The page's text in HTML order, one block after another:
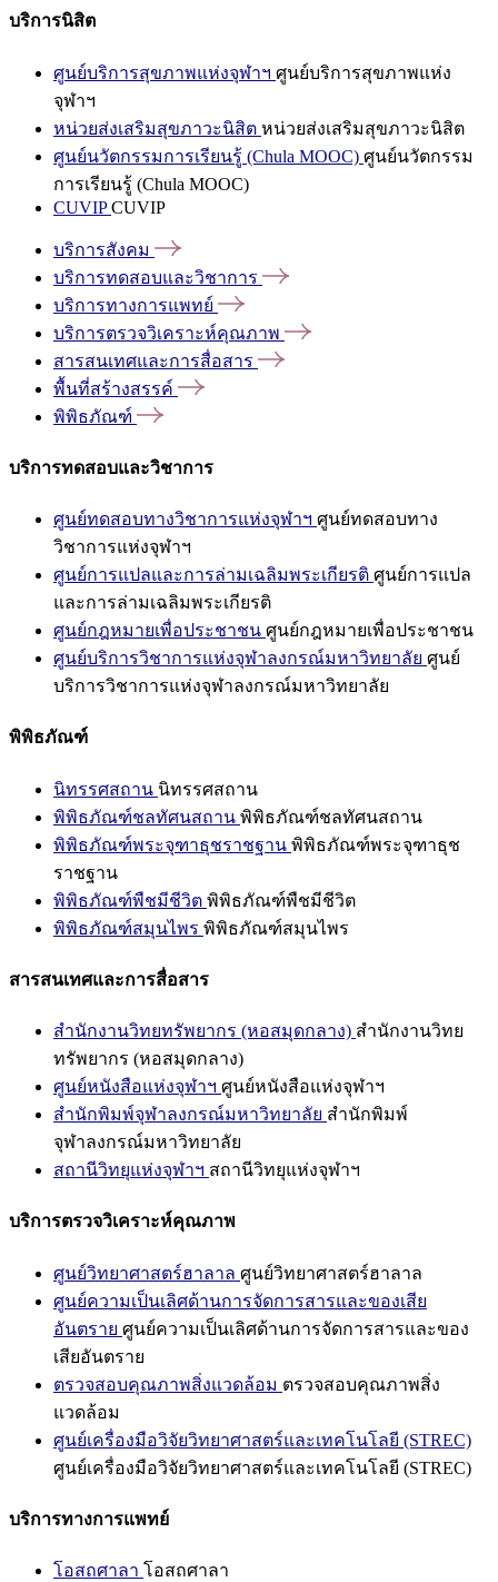
บริการนิสิต
ศูนย์บริการสุขภาพแห่งจุฬาฯ ศูนย์บริการสุขภาพแห่ง
จุฬาฯ
หน่วยส่งเสริมสุขภาวะนิสิต หน่วยส่งเสริมสุขภาวะนิสิต
ศูนย์นวัตกรรมการเรียนรู้ (Chula MOOC) ศูนย์นวัตกรรม
การเรียนรู้ (Chula MOOC)
CUVIPCUVIP
บริการสังคม
บริการทดสอบและวิชาการ
บริการทางการแพทย์
บริการตรวจวิเคราะห์คุณภาพ
สารสนเทศและการสื่อสาร
พื้นที่สร้างสรรค์
พิพิธภัณฑ์
บริการทดสอบและวิชาการ
ศูนย์ทดสอบทางวิชาการแห่งจุฬาฯ ศูนย์ทดสอบทาง
วิชาการแห่งจุฬาฯ
ศูนย์การแปลและการล่ามเฉลิมพระเกียรติ ศูนย์การแปล
และการล่ามเฉลิมพระเกียรติ
ศูนย์กฎหมายเพื่อประชาชน ศูนย์กฎหมายเพื่อประชาชน
ศูนย์บริการวิชาการแห่งจุฬาลงกรณ์มหาวิทยาลัย ศูนย์
บริการวิชาการแห่งจุฬาลงกรณ์มหาวิทยาลัย
พิพิธภัณฑ์
นิทรรศสถาน นิทรรศสถาน
พิพิธภัณฑ์ชลทัศนสถาน พิพิธภัณฑ์ชลทัศนสถาน
พิพิธภัณฑ์พระจุฑาธุชราชฐาน พิพิธภัณฑ์พระจุฑาธุช
ราชฐาน
พิพิธภัณฑ์พืชมีชีวิต พิพิธภัณฑ์พืชมีชีวิต
พิพิธภัณฑ์สมุนไพร พิพิธภัณฑ์สมุนไพร
สารสนเทศและการสื่อสาร
สำนักงานวิทยทรัพยากร (หอสมุดกลาง) สำนักงานวิทย
ทรัพยากร (หอสมุดกลาง)
ศูนย์หนังสือแห่งจุฬาฯ ศูนย์หนังสือแห่งจุฬาฯ
สำนักพิมพ์จุฬาลงกรณ์มหาวิทยาลัย สำนักพิมพ์
จุฬาลงกรณ์มหาวิทยาลัย
สถานีวิทยุแห่งจุฬาฯ สถานีวิทยุแห่งจุฬาฯ
บริการตรวจวิเคราะห์คุณภาพ
ศูนย์วิทยาศาสตร์ฮาลาล ศูนย์วิทยาศาสตร์ฮาลาล
ศูนย์ความเป็นเลิศด้านการจัดการสารและของเสีย
อันตราย ศูนย์ความเป็นเลิศด้านการจัดการสารและของ
เสียอันตราย
ตรวจสอบคุณภาพสิ่งแวดล้อม ตรวจสอบคุณภาพสิ่ง
แวดล้อม
ศูนย์เครื่องมือวิจัยวิทยาศาสตร์และเทคโนโลยี (STREC)
ศูนย์เครื่องมือวิจัยวิทยาศาสตร์และเทคโนโลยี (STREC)
บริการทางการแพทย์
โอสถศาลา โอสถศาลา